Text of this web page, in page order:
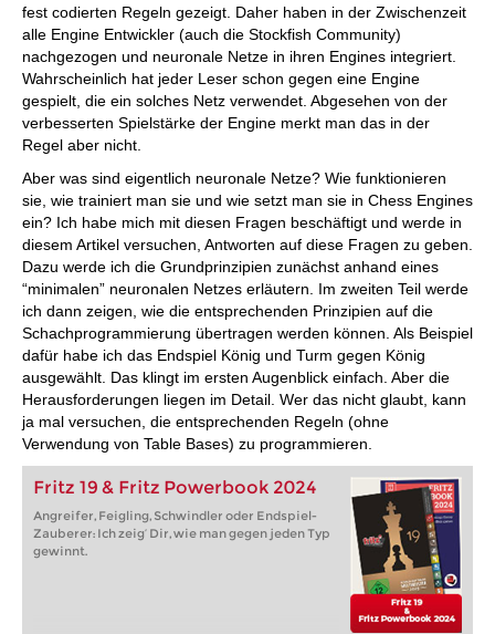
fest codierten Regeln gezeigt. Daher haben in der Zwischenzeit
alle Engine Entwickler (auch die Stockfish Community)
nachgezogen und neuronale Netze in ihren Engines integriert.
Wahrscheinlich hat jeder Leser schon gegen eine Engine
gespielt, die ein solches Netz verwendet. Abgesehen von der
verbesserten Spielstärke der Engine merkt man das in der
Regel aber nicht.
Aber was sind eigentlich neuronale Netze? Wie funktionieren
sie, wie trainiert man sie und wie setzt man sie in Chess Engines
ein? Ich habe mich mit diesen Fragen beschäftigt und werde in
diesem Artikel versuchen, Antworten auf diese Fragen zu geben.
Dazu werde ich die Grundprinzipien zunächst anhand eines
“minimalen” neuronalen Netzes erläutern. Im zweiten Teil werde
ich dann zeigen, wie die entsprechenden Prinzipien auf die
Schachprogrammierung übertragen werden können. Als Beispiel
dafür habe ich das Endspiel König und Turm gegen König
ausgewählt. Das klingt im ersten Augenblick einfach. Aber die
Herausforderungen liegen im Detail. Wer das nicht glaubt, kann
ja mal versuchen, die entsprechenden Regeln (ohne
Verwendung von Table Bases) zu programmieren.
Fritz 19 & Fritz Powerbook 2024
Angreifer, Feigling, Schwindler oder Endspiel-
Zauberer: Ich zeig’ Dir, wie man gegen jeden Typ
gewinnt.